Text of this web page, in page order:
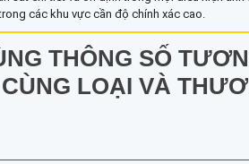
các khu vực cần độ chính xác cao.
THÔNG SỐ
CÙNG LOẠI VÀ